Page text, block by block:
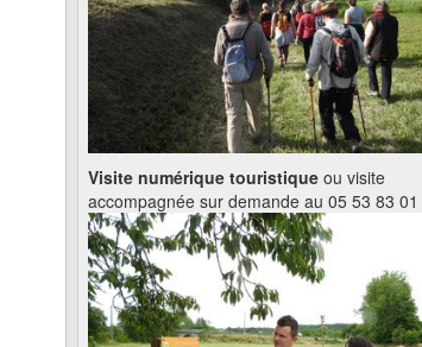
Visite numérique touristique ou visite
accompagnée sur demande au 05 53 83 01